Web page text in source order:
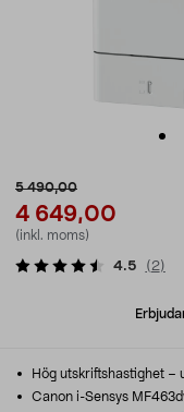
5 490,00
4 649,00
(inkl. moms)
4.5 ( 2)
Hög utskriftshastighet –
Canon i-Sensys